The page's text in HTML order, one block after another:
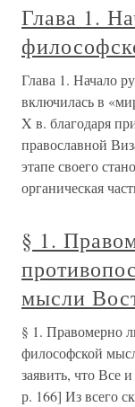
Глава 1.
Глава 1. Начало
включилась в
X в. благодаря
православной
этапе своего
органическая
§ 1.
мысли
§ 1. Правомерно
философской
заявить, что Все
р. 166] Из всего